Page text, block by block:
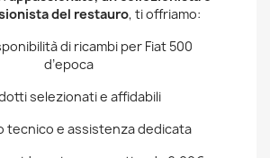
di ricambi per Fiat 500
d’epoca
selezionati e affidabili
tecnico e assistenza dedicata
rapide e sicure a partire da 6,99€